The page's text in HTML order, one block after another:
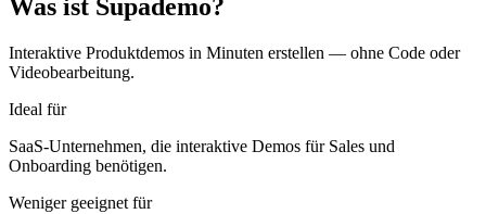
Was ist Supademo?
Interaktive Produktdemos in Minuten erstellen — ohne Code oder
Videobearbeitung.
Ideal für
SaaS-Unternehmen, die interaktive Demos für Sales und
Onboarding benötigen.
Weniger geeignet für